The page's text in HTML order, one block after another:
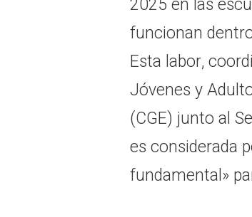
2025 en las
funcionan
Esta labor,
Jóvenes y
(CGE) junto al
es considerada
fundamental»